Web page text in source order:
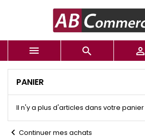
  
PANIER
Il n'y a plus d'articles dans votre panier
chevron_left Continuer mes achats